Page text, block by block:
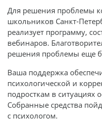
Для решения проблемы
школьников Санкт-
реализует программу,
вебинаров.
решения проблемы еще
Ваша поддержка
психологической и
подросткам в ситуациях
Собранные средства
с психологом.